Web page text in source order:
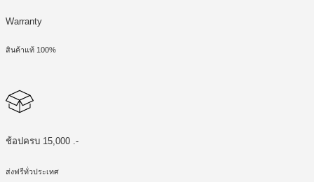
Warranty
สินค้าแท้ 100%
ช้อปครบ 15,000 .-
ส่งฟรีทั่วประเทศ